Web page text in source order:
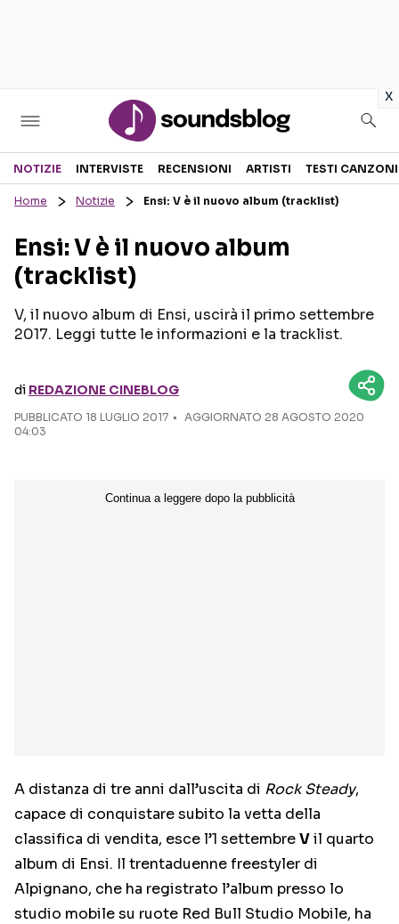
x
Sezioni
RECENSIONI MUSICALI
INTERVISTE
GOSSIP E CURIOSITÀ
TESTI CANZONI
TALENT SHOW
NOTIZIE INTERVISTE RECENSIONI ARTISTI TESTI CANZONI
Home Notizie Ensi: V è il nuovo album (tracklist)
Ensi: V è il nuovo album
(tracklist)
V, il nuovo album di Ensi, uscirà il primo settembre
2017. Leggi tutte le informazioni e la tracklist.
di REDAZIONE CINEBLOG
PUBBLICATO 18 LUGLIO 2017
AGGIORNATO 28 AGOSTO 2020
04:03
A distanza di tre anni dall’uscita di Rock Steady,
capace di conquistare subito la vetta della
classifica di vendita, esce l’1 settembreVil quarto
album di Ensi. Il trentaduenne freestyler di
Alpignano, che ha registrato l’album presso lo
studio mobile su ruote Red Bull Studio Mobile, ha